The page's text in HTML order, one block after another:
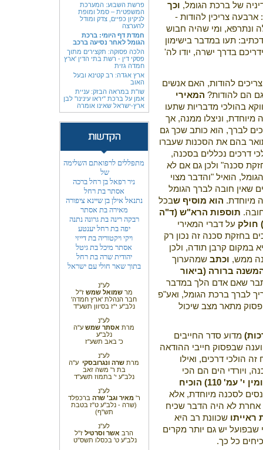
של ברכת הגומל, וכך
צריכין להודות -
ונתרפא, ומי שהיה חבוש
תעו במדבר בישימון
בדרך ישרה, יודו לה'
להודות, האם אנשים
הם להודות? המאירי
בהולכי מדבריות שתעו
מיוחדת, וניצלו ממנה, אך
לברך, הוא כותב שכך גם
בהם את הסכנות שעברו
דרכים נכללים בסכנה,
סכנה" ולכן גם אם לא
הואיל "והדבר מצוי
שאין חובה לברך הגומל
מיוחדת. הוא מוסיף שבכל
תוספות הרא"ש (ד"ה
חולק על דברי המאירי
בחזקת סכנה זה נכון רק
במקום קרבן תודה, ולכן
ממש, וכתב שמהערוך
ברורה (ביאור
שאם אדם הלך במדבר
לברך ברכת הגומל, ואע"פ
מתאר מצב שיכול
מדוע סדר החייבים
שבפסוק חייבי ההודאה
הולכי דרכים, ואילו
ויורדי הים הם הכי
י' עמ' 110)
הוכיח
לסכנה מיוחדת, אלא
אחרת לא היה הדבר שכיח
ראייתו שכוונת רב היא
שבפועל יש גם יותר מקרים
כל כך.
פרשת השבוע: המערכת
המשפטית – סמל ומופת
לניקיון כפיים, צדק ומודל
להערצה
חמדת דף היומי: ברכת
הגומל לאחר נסיעה ברכב
הלכה פסוקה: תקצירים מתוך
פסקי דין - רשת בתי הדין 'ארץ
חמדה גזית
ארץ אגדה: רב קטינא ובעל
האוב
שו"ת במראה הבזק: עניית
אמן על ברכת "יראו עינינו" לבן
ארץ-ישראל שאינו אומרה
מתפללים לרפואתם השלימה
של
ניר רפאל בן רחל ברכה
אסתר בת רחל
נתנאל אילן בן שיינא ציפורה
מאירה בת אסתר
רבקה רינה בת גרונה נתנה
יפה בת רחל יענטע
ויקי ויקטוריה בת דייזי
אסתר מיכל בת גיטל
יהודית שרה בת רחל
בתוך שאר חולי עם ישראל
לע"נ
מרשמואל שמש ז"ל
חבר הנהלת 'ארץ חמדה'
נלב"ע י"ז בסיוון תשע"ד
לע"נ
מרת אסתר שמש ע"ה
נלב"ע
כ' באב תשע"ז
לע"נ
מרת שרה ונגרובסקי ע''ה
בת ר' משה זאב
נלב"ע י' בתמוז תשע"ד
לע"נ
ר'מאיר וגב' שרה ברכפלד
(שרה - נלב"ע ט"ז בטבת
תש"ף)
לע"נ
הרב אשר וסרטיל ז"ל
נלב"ע ט' בכסלו תשס"ט